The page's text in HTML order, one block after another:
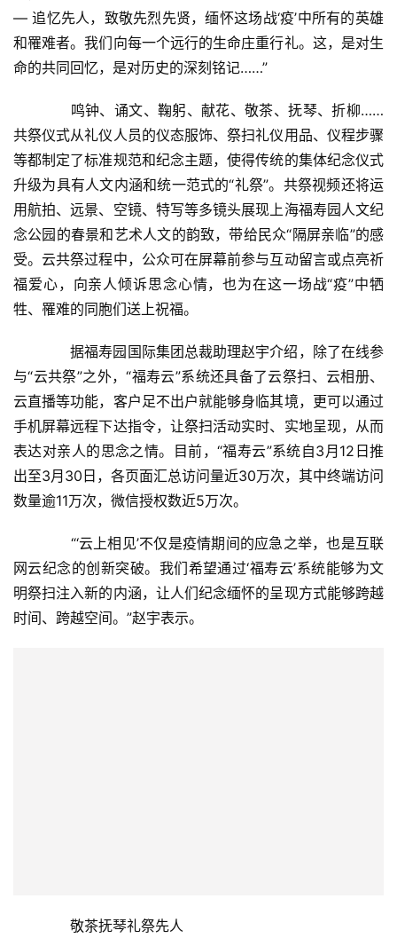
联
系
我
— 追忆先人，致敬先烈先贤，缅怀这场战‘疫’中所有的英雄
和罹难者。我们向每一个远行的生命庄重行礼。这，是对生
命的共同回忆，是对历史的深刻铭记……”
鸣钟、诵文、鞠躬、献花、敬茶、抚琴、折柳……
共祭仪式从礼仪人员的仪态服饰、祭扫礼仪用品、仪程步骤
等都制定了标准规范和纪念主题，使得传统的集体纪念仪式
升级为具有人文内涵和统一范式的“礼祭”。共祭视频还将运
用航拍、远景、空镜、特写等多镜头展现上海福寿园人文纪
念公园的春景和艺术人文的韵致，带给民众“隔屏亲临”的感
受。云共祭过程中，公众可在屏幕前参与互动留言或点亮祈
福爱心，向亲人倾诉思念心情，也为在这一场战“疫”中牺
牲、罹难的同胞们送上祝福。
据福寿园国际集团总裁助理赵宇介绍，除了在线参
与“云共祭”之外，“福寿云”系统还具备了云祭扫、云相册、
云直播等功能，客户足不出户就能够身临其境，更可以通过
手机屏幕远程下达指令，让祭扫活动实时、实地呈现，从而
表达对亲人的思念之情。目前，“福寿云”系统自3月12日推
出至3月30日，各页面汇总访问量近30万次，其中终端访问
数量逾11万次，微信授权数近5万次。
“‘云上相见’不仅是疫情期间的应急之举，也是互联
网云纪念的创新突破。我们希望通过‘福寿云’系统能够为文
明祭扫注入新的内涵，让人们纪念缅怀的呈现方式能够跨越
时间、跨越空间。”赵宇表示。
敬茶抚琴礼祭先人